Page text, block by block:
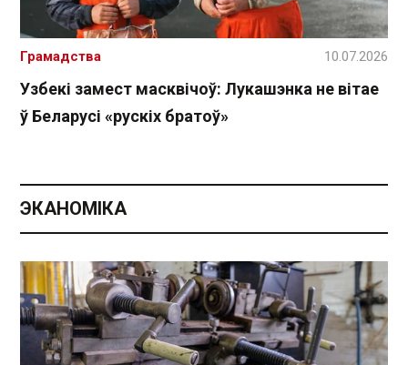
Узбекі замест масквічоў: Лукашэнка не вітае
ў Беларусі «рускіх братоў»
Грамадства 10.07.2026
ЭКАНОМІКА